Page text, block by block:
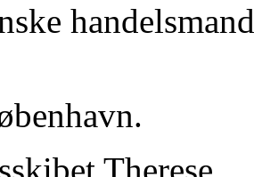
Therese.